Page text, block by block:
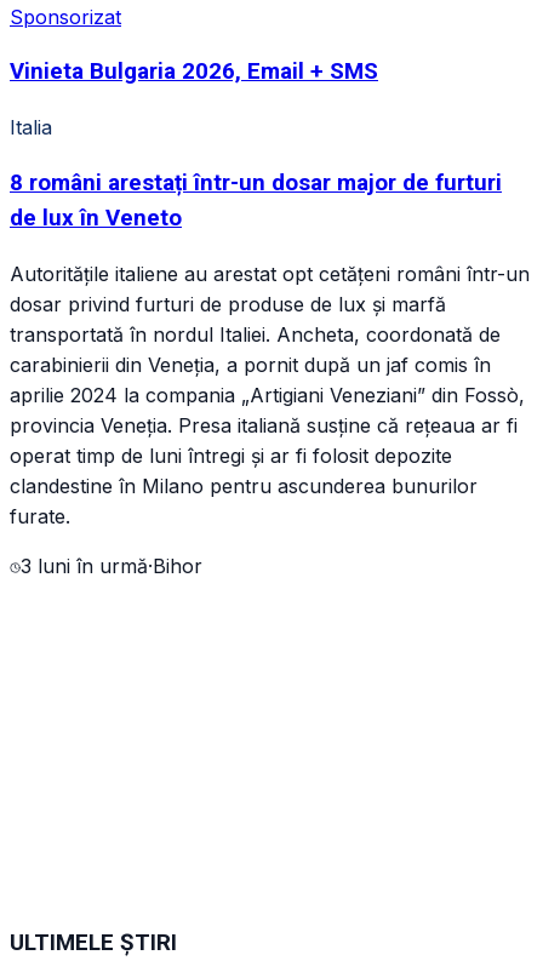
Sponsorizat
Vinieta Bulgaria 2026, Email + SMS
Italia
8 români arestați într-un dosar major de furturi
de lux în Veneto
Autoritățile italiene au arestat opt cetățeni români într-un
dosar privind furturi de produse de lux și marfă
transportată în nordul Italiei. Ancheta, coordonată de
carabinierii din Veneția, a pornit după un jaf comis în
aprilie 2024 la compania „Artigiani Veneziani” din Fossò,
provincia Veneția. Presa italiană susține că rețeaua ar fi
operat timp de luni întregi și ar fi folosit depozite
clandestine în Milano pentru ascunderea bunurilor
furate.
3 luni în urmă·Bihor
ULTIMELE ȘTIRI